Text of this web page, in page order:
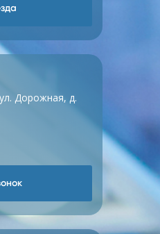
Дорожная, д.